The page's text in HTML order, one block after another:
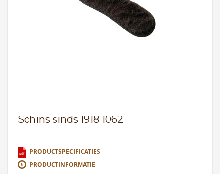
Schins sinds 1918 1062
PRODUCTSPECIFICATIES
PRODUCTINFORMATIE